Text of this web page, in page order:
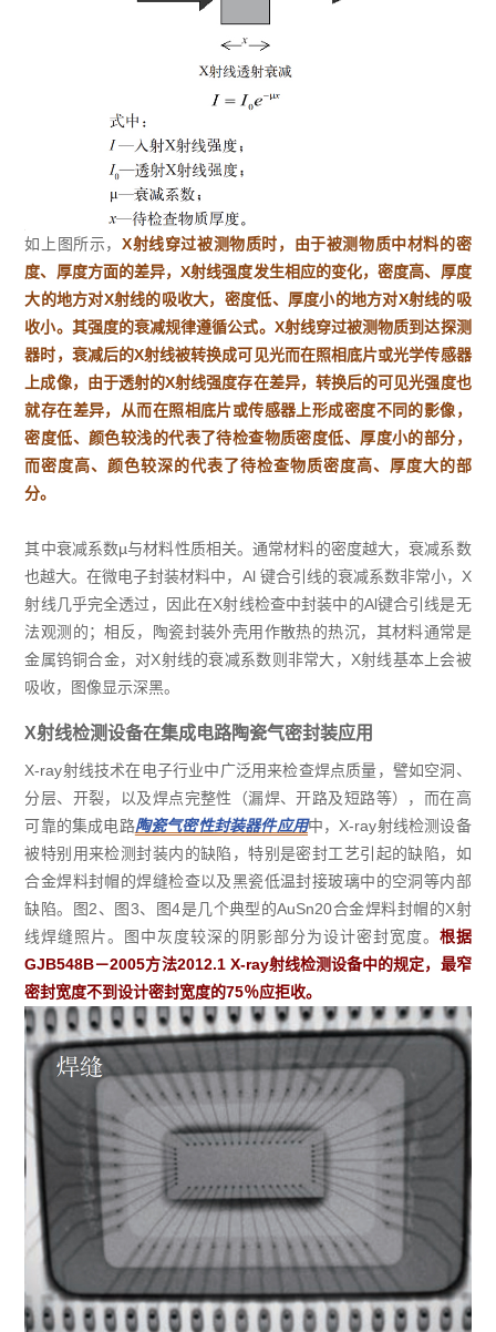
如上图所示， X射线穿过被测物质时，由于被测物质中材料的密
度、厚度方面的差异，X射线强度发生相应的变化，密度高、厚度
大的地方对X射线的吸收大，密度低、厚度小的地方对X射线的吸
收小。其强度的衰减规律遵循公式。X射线穿过被测物质到达探测
器时，衰减后的X射线被转换成可见光而在照相底片或光学传感器
上成像，由于透射的X射线强度存在差异，转换后的可见光强度也
就存在差异，从而在照相底片或传感器上形成密度不同的影像，
密度低、颜色较浅的代表了待检查物质密度低、厚度小的部分，
而密度高、颜色较深的代表了待检查物质密度高、厚度大的部
分。
其中衰减系数µ与材料性质相关。通常材料的密度越大，衰减系数
也越大。在微电子封装材料中，Al 键合引线的衰减系数非常小，X
射线几乎完全透过，因此在X射线检查中封装中的Al键合引线是无
法观测的；相反，陶瓷封装外壳用作散热的热沉，其材料通常是
金属钨铜合金，对X射线的衰减系数则非常大，X射线基本上会被
吸收，图像显示深黑。
X射线检测设备在集成电路陶瓷气密封装应用
X-ray射线技术在电子行业中广泛用来检查焊点质量，譬如空洞、
分层、开裂，以及焊点完整性（漏焊、开路及短路等），而在高
可靠的集成电路陶瓷气密性封装器件应用中，X-ray射线检测设备
被特别用来检测封装内的缺陷，特别是密封工艺引起的缺陷，如
合金焊料封帽的焊缝检查以及黑瓷低温封接玻璃中的空洞等内部
缺陷。图2、图3、图4是几个典型的AuSn20合金焊料封帽的X射
线焊缝照片。图中灰度较深的阴影部分为设计密封宽度。 根据
GJB548B－2005方法2012.1 X-ray射线检测设备中的规定，最窄
密封宽度不到设计密封宽度的75％应拒收。